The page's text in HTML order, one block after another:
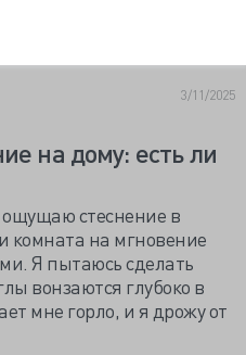
3/11/2025
на дому: есть ли
стеснение в
комната на мгновение
Я пытаюсь сделать
вонзаются глубоко в
мне горло, и я дрожу от